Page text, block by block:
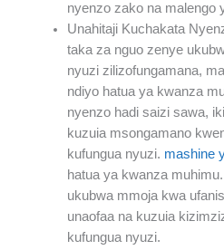
nyenzo zako na malengo
Unahitaji Kuchakata
taka za nguo zenye
nyuzi zilizofungamana,
ndiyo hatua ya kwanza
nyenzo hadi saizi sawa,
kuzuia msongamano
kufungua nyuzi. mashine
hatua ya kwanza
ukubwa mmoja kwa
unaofaa na kuzuia
kufungua nyuzi.